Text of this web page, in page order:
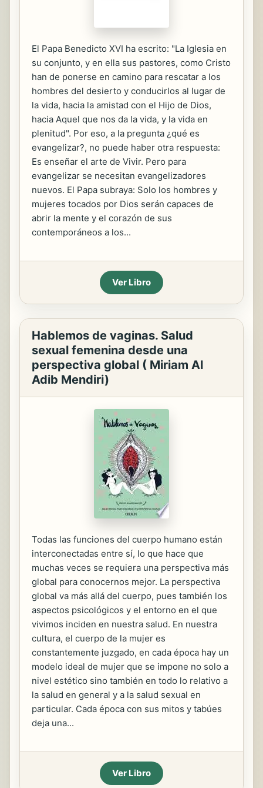
El Papa Benedicto XVI ha escrito: "La Iglesia en
su conjunto, y en ella sus pastores, como Cristo
han de ponerse en camino para rescatar a los
hombres del desierto y conducirlos al lugar de
la vida, hacia la amistad con el Hijo de Dios,
hacia Aquel que nos da la vida, y la vida en
plenitud". Por eso, a la pregunta ¿qué es
evangelizar?, no puede haber otra respuesta:
Es enseñar el arte de Vivir. Pero para
evangelizar se necesitan evangelizadores
nuevos. El Papa subraya: Solo los hombres y
mujeres tocados por Dios serán capaces de
abrir la mente y el corazón de sus
contemporáneos a los...
Ver Libro
Hablemos de vaginas. Salud
sexual femenina desde una
perspectiva global ( Miriam Al
Adib Mendiri)
Todas las funciones del cuerpo humano están
interconectadas entre sí, lo que hace que
muchas veces se requiera una perspectiva más
global para conocernos mejor. La perspectiva
global va más allá del cuerpo, pues también los
aspectos psicológicos y el entorno en el que
vivimos inciden en nuestra salud. En nuestra
cultura, el cuerpo de la mujer es
constantemente juzgado, en cada época hay un
modelo ideal de mujer que se impone no solo a
nivel estético sino también en todo lo relativo a
la salud en general y a la salud sexual en
particular. Cada época con sus mitos y tabúes
deja una...
Ver Libro